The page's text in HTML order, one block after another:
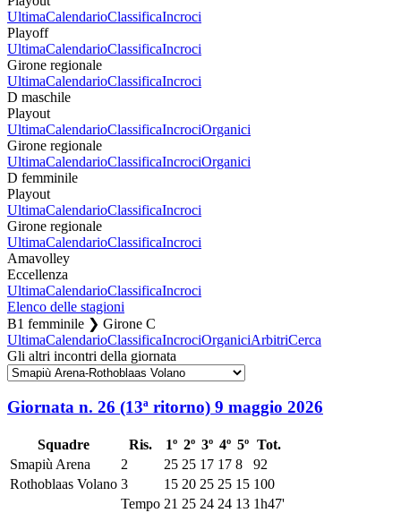
UltimaCalendarioClassificaIncroci
Playoff
UltimaCalendarioClassificaIncroci
Girone regionale
UltimaCalendarioClassificaIncroci
D maschile
Playout
UltimaCalendarioClassificaIncrociOrganici
Girone regionale
UltimaCalendarioClassificaIncrociOrganici
D femminile
Playout
UltimaCalendarioClassificaIncroci
Girone regionale
UltimaCalendarioClassificaIncroci
Amavolley
Eccellenza
UltimaCalendarioClassificaIncroci
Elenco delle stagioni
B1 femminile ❯ Girone C
UltimaCalendarioClassificaIncrociOrganiciArbitriCerca
Gli altri incontri della giornata
Giornata n. 26 (13ª ritorno) 9 maggio 2026
Squadre Ris. 1º 2º 3º 4º 5º Tot.
Smapiù Arena
2 25 25 17 17 8
92
Rothoblaas Volano 3 15 20 25 25 15 100
Tempo 21 25 24 24 13 1h47'